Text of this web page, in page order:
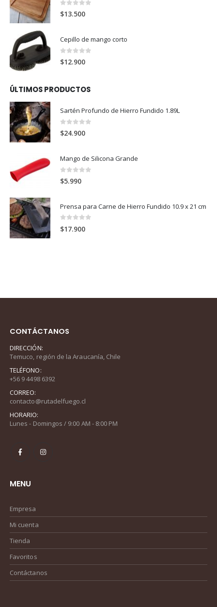
0 out of 5
$13.500
Cepillo de mango corto
0 out of 5
$12.900
ÚLTIMOS PRODUCTOS
Sartén Profundo de Hierro Fundido 1.89L
0 out of 5
$24.900
Mango de Silicona Grande
0
$5.990
Prensa para Carne de Hierro Fundido 10.9 x 21 cm
0
$17.900
CONTÁCTANOS
DIRECCIÓN:
Temuco, región de la Araucanía, Chile
TELÉFONO:
+56 9 4498 6392
CORREO:
contacto@rutadelfuego.cl
HORARIO:
Lunes - Domingos / 9:00 AM - 8:00 PM
MENU
Empresa
Mi cuenta
Tienda
Favoritos
Contáctanos